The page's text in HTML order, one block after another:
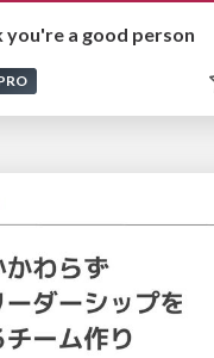
you're a good person